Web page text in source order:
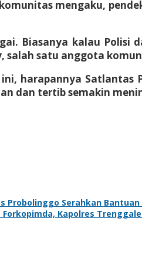
mengaku,
Biasanya kalau
salah satu anggota
harapannya Satlantas
dan tertib semakin
Probolinggo Serahkan
Forkopimda, Kapolres